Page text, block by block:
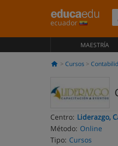
ecuador
MAESTRÍA
Cursos
Centro: Liderazgo,
Método: Online
Tipo: Cursos